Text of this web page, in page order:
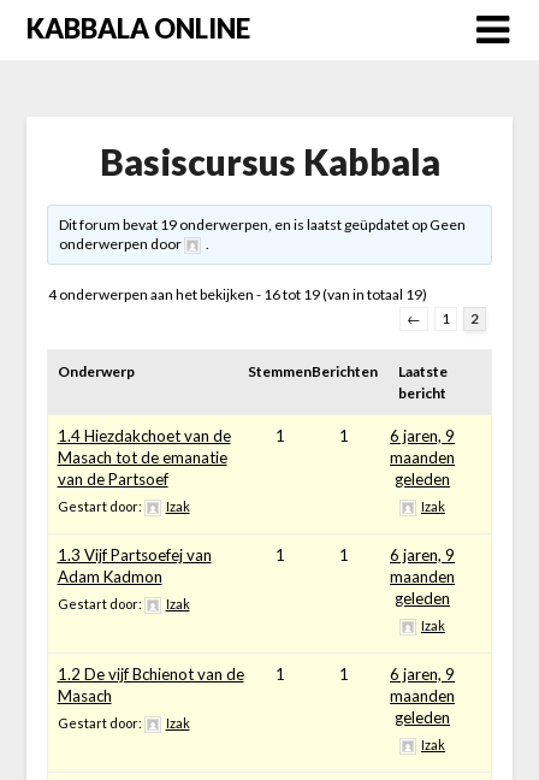
SkipKABBALA ONLINE
Basiscursus Kabbala
Dit forum bevat 19 onderwerpen, en is laatst geüpdatet op Geen
onderwerpen door
.
4 onderwerpen aan het bekijken - 16 tot 19 (van in totaal 19)
←
1 2
Onderwerp StemmenBerichten
Laatste
bericht
1.4 Hiezdakchoet van de
Masach tot de emanatie
van de Partsoef
Gestart door: Izak
1 1
6 jaren, 9
maanden
geleden
Izak
1.3 Vijf Partsoefej van
Adam Kadmon
Gestart door: Izak
1 1
6 jaren, 9
maanden
geleden
Izak
1.2 De vijf Bchienot van de
Masach
Gestart door: Izak
1 1
6 jaren, 9
maanden
geleden
Izak